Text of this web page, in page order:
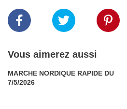
Vous aimerez aussi
MARCHE NORDIQUE RAPIDE DU
7/5/2026